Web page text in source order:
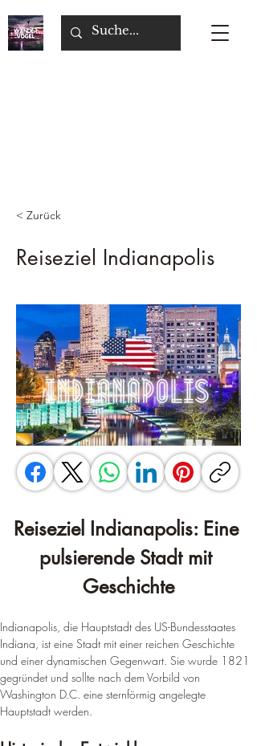
< Zurück
Reiseziel Indianapolis
Reiseziel Indianapolis: Eine
pulsierende Stadt mit
Geschichte
Indianapolis, die Hauptstadt des US-Bundesstaates
Indiana, ist eine Stadt mit einer reichen Geschichte
und einer dynamischen Gegenwart. Sie wurde 1821
gegründet und sollte nach dem Vorbild von
Washington D.C. eine sternförmig angelegte
Hauptstadt werden.